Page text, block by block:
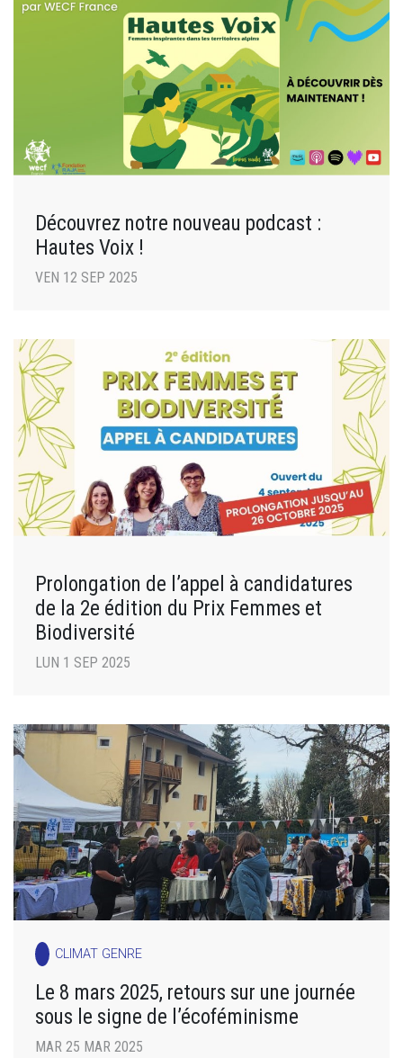
Découvrez notre nouveau podcast :
Hautes Voix !
VEN 12 SEP 2025
Prolongation de l’appel à candidatures
de la 2e édition du Prix Femmes et
Biodiversité
LUN 1 SEP 2025
CLIMAT GENRE
Le 8 mars 2025, retours sur une journée
sous le signe de l’écoféminisme
MAR 25 MAR 2025